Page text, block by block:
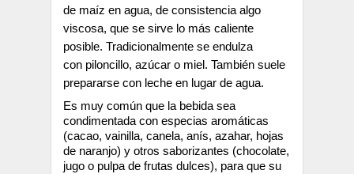
de maíz en agua, de consistencia algo
viscosa, que se sirve lo más caliente
posible. Tradicionalmente se endulza
con piloncillo, azúcar o miel. También suele
prepararse con leche en lugar de agua.
Es muy común que la bebida sea
condimentada con especias aromáticas
(cacao, vainilla, canela, anís, azahar, hojas
de naranjo) y otros saborizantes (chocolate,
jugo o pulpa de frutas dulces), para que su